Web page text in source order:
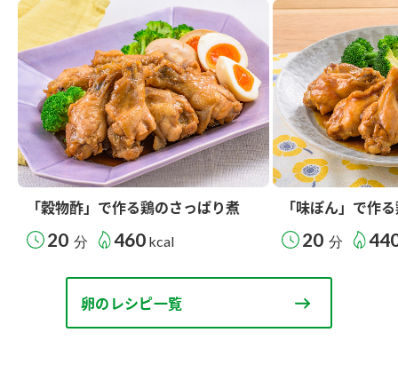
「穀物酢」で作る鶏のさっぱり煮
20 分 460 kcal
「味ぽん」で作
20 分
卵のレシピ一覧